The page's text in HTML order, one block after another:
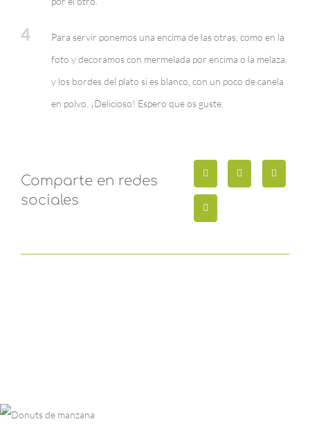
4
Para servir ponemos una encima de las otras, como en la
foto y decoramos con mermelada por encima o la melaza,
y los bordes del plato si es blanco, con un poco de canela
en polvo. ¡Delicioso! Espero que os guste.
Comparte en redes
sociales